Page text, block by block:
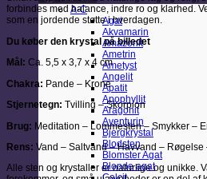
A-C
Agat
Akvamarin
Amazonit
Ametrin
Ametyst
Angelit
Apatit
Apophyllit
Aragonit
Aventurin
Bjergkrystal
Blodsten
Blomster Agat
Blonde agat
forbindes med balance, indre ro og klarhed.
som en jordende støtte i hverdagen.
Du køber den krystal på billedet
Mål: Ca. 5,5 x 3,7 x 4 cm
Chakra: Pande – Krone
Stjernetegn: Tvilling – Skorpion
Brug: Meditation – Lommesten – Smykker –
Rens: Vand – Saltvand – Havvand – Røgelse
Alle sten og krystaller er naturlige og unikke.